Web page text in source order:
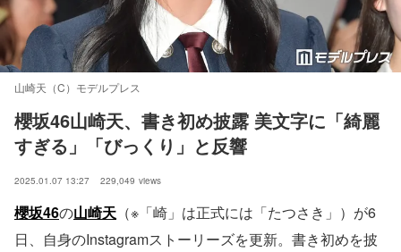
山崎天（C）モデルプレス
櫻坂46山崎天、書き初め披露 美文字に「綺麗
すぎる」「びっくり」と反響
2025.01.07 13:27 229,049 views
櫻坂46の山崎天 （※「崎」は正式には「たつさき」）が6
日、自身のInstagramストーリーズを更新。書き初めを披